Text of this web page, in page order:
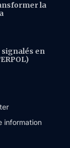
la
signalés en
information